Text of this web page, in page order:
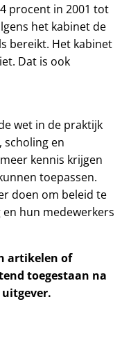
procent in 2001 tot
het kabinet de
bereikt. Het kabinet
Dat is ook
wet in de praktijk
en
kennis krijgen
toepassen.
doen om beleid te
hun medewerkers
artikelen of
toegestaan na